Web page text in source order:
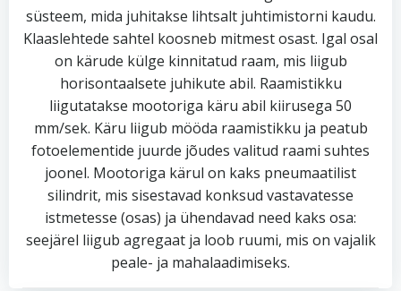
süsteem, mida juhitakse lihtsalt juhtimistorni kaudu.
Klaaslehtede sahtel koosneb mitmest osast. Igal osal
on kärude külge kinnitatud raam, mis liigub
horisontaalsete juhikute abil. Raamistikku
liigutatakse mootoriga käru abil kiirusega 50
mm/sek. Käru liigub mööda raamistikku ja peatub
fotoelementide juurde jõudes valitud raami suhtes
joonel. Mootoriga kärul on kaks pneumaatilist
silindrit, mis sisestavad konksud vastavatesse
istmetesse (osas) ja ühendavad need kaks osa:
seejärel liigub agregaat ja loob ruumi, mis on vajalik
peale- ja mahalaadimiseks.